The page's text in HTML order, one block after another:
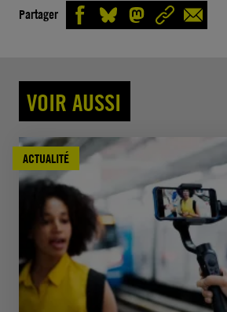
Partager
VOIR AUSSI
ACTUALITÉ